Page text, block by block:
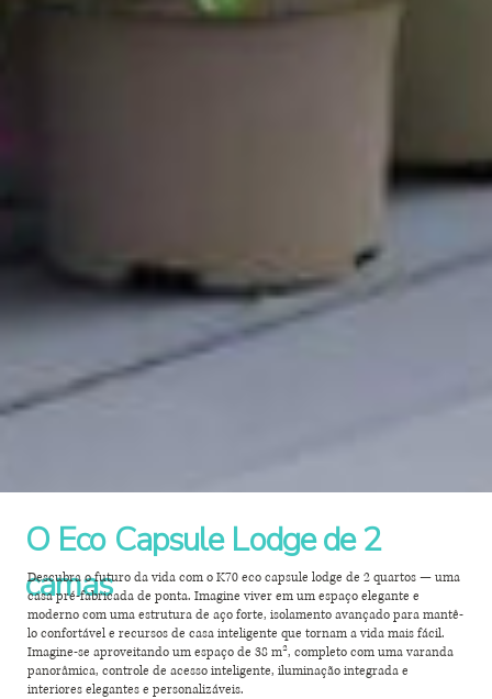
O Eco Capsule Lodge de 2
camas
Descubra o futuro da vida com o K70 eco capsule lodge de 2 quartos — uma
casa pré-fabricada de ponta. Imagine viver em um espaço elegante e
moderno com uma estrutura de aço forte, isolamento avançado para mantê-
lo confortável e recursos de casa inteligente que tornam a vida mais fácil.
Imagine-se aproveitando um espaço de 38 m², completo com uma varanda
panorâmica, controle de acesso inteligente, iluminação integrada e
interiores elegantes e personalizáveis.